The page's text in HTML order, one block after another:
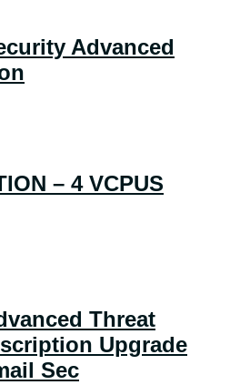
Advanced
– 4 VCPUS
Threat
Upgrade
Sec